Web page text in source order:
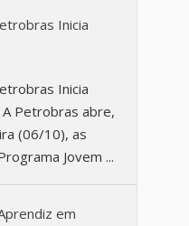
Inicia
Inicia
Petrobras abre,
(06/10), as
Jovem ...
em